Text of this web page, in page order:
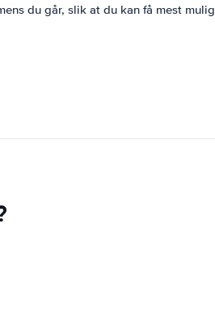
du går, slik at du kan få mest